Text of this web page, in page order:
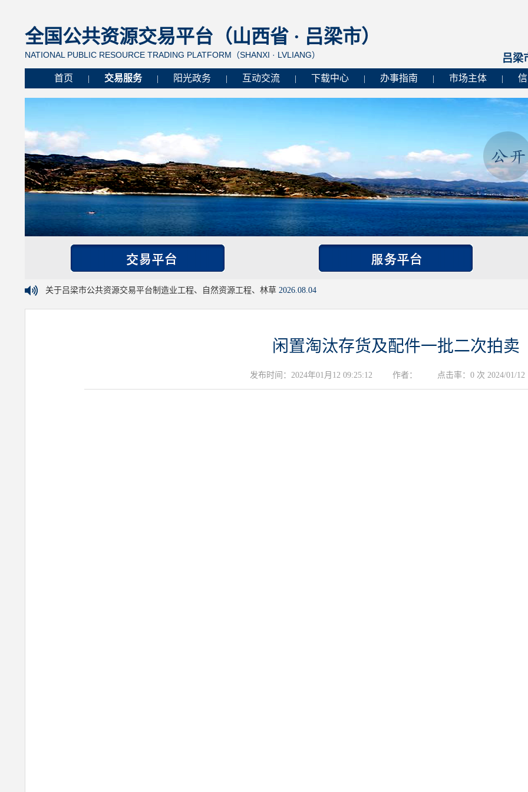
全国公共资源交易平台（山西省 · 吕梁市）
NATIONAL PUBLIC RESOURCE TRADING PLATFORM（SHANXI · LVLIANG） 吕梁
首页 交易服务 阳光政务 互动交流 下载中心 办事指南 市场主体
关于吕梁市公共资源交易平台制造业工程、自然资源工程、林草 2026.08.04
闲置淘汰存货及配件一批二次拍卖
发布时间：2024年01月12 09:25:12 作者： 点击率：0 次 2024/01/12